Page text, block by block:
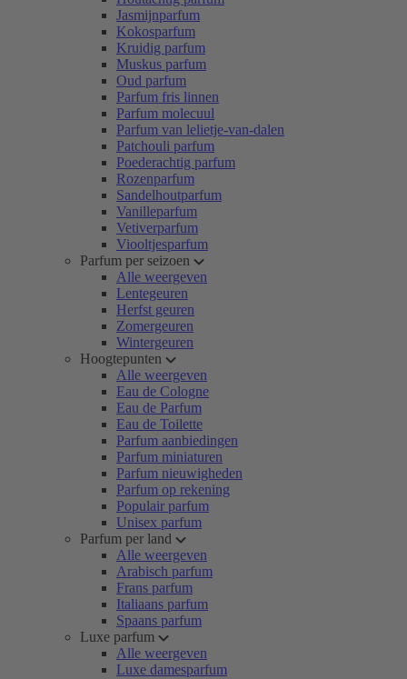
Jasmijnparfum
Kokosparfum
Kruidig parfum
Muskus parfum
Oud parfum
Parfum fris linnen
Parfum molecuul
Parfum van lelietje-van-dalen
Patchouli parfum
Poederachtig parfum
Rozenparfum
Sandelhoutparfum
Vanilleparfum
Vetiverparfum
Viooltjesparfum
Parfum per seizoen
Alle weergeven
Lentegeuren
Herfst geuren
Zomergeuren
Wintergeuren
Hoogtepunten
Alle weergeven
Eau de Cologne
Eau de Parfum
Eau de Toilette
Parfum aanbiedingen
Parfum miniaturen
Parfum nieuwigheden
Parfum op rekening
Populair parfum
Unisex parfum
Parfum per land
Alle weergeven
Arabisch parfum
Frans parfum
Italiaans parfum
Spaans parfum
Luxe parfum
Alle weergeven
Luxe damesparfum